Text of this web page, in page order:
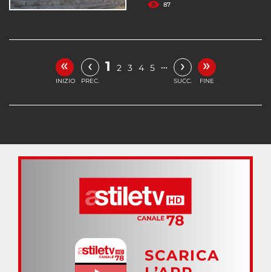
87
«
INIZIO
‹
PREC.
1 2 3 4 5 … ›
SUCC.
»
FINE
SCARICA